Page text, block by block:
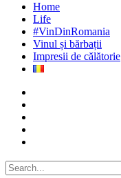
Home
Life
#VinDinRomania
Vinul și bărbații
Impresii de călătorie